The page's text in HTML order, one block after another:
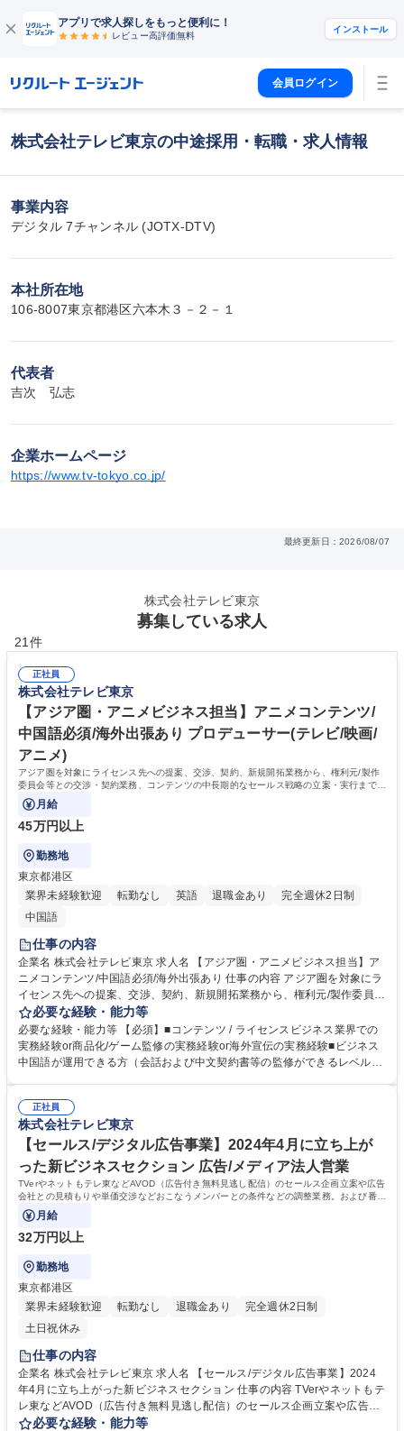
アプリで求人探しをもっと便利に！
レビュー高評価無料
インストール
会員ログイン
株式会社テレビ東京の中途採用・転職・求人情報
事業内容
デジタル 7チャンネル (JOTX-DTV)
本社所在地
106-8007東京都港区六本木３－２－１
代表者
吉次　弘志
企業ホームページ
https://www.tv-tokyo.co.jp/
最終更新日：2026/08/07
株式会社テレビ東京
募集している求人
21件
正社員
株式会社テレビ東京
【アジア圏・アニメビジネス担当】アニメコンテンツ/
中国語必須/海外出張あり プロデューサー(テレビ/映画/
アニメ)
アジア圏を対象にライセンス先への提案、交渉、契約、新規開拓業務から、権利元/製作
委員会等との交渉・契約業務、コンテンツの中長期的なセールス戦略の立案・実行まで幅
広くお任せします。
月給
45万円以上
勤務地
東京都港区
業界未経験歓迎
転勤なし 英語 退職金あり
完全週休2日制
中国語
仕事の内容
企業名 株式会社テレビ東京 求人名 【アジア圏・アニメビジネス担当】ア
ニメコンテンツ/中国語必須/海外出張あり 仕事の内容 アジア圏を対象にラ
イセンス先への提案、交渉、契約、新規開拓業務から、権利元/製作委員会
等との交渉・契約業務、コンテンツの中長期的なセールス戦略の立案・実
行まで幅広くお任せします。 ■中国現地法人の業務に対する管理運営（ア
ニメ商品化事業、共同制作、イベント、ゲーム企画等）■中国展示会への
参加（海外出張あり）■版権元/製作委員会との交渉■自社および中国パー
ンツ/中国語必須/海外出張あり
必要な経験・能力等
必要な経験・能力等 【必須】■コンテンツ / ライセンスビジネス業界での
実務経験or商品化/ゲーム監修の実務経験or海外宣伝の実務経験■ビジネス
中国語が運用できる方（会話および中文契約書等の監修ができるレベル）
な活動機会■アニメコンテンツの価値を最大化する戦略立案から実行まで
を担当■語学力を活かした海外企業との直接交渉やプロジェクト推進 学
歴・資格 学歴：大学院 大学 語学力：英語 中国語 資格：
正社員
株式会社テレビ東京
【セールス/デジタル広告事業】2024年4月に立ち上が
った新ビジネスセクション 広告/メディア法人営業
TVerやネットもテレ東などAVOD（広告付き無料見逃し配信）のセールス企画立案や広告
会社との見積もりや単価交渉などおこなうメンバーとの条件などの調整業務。および番組
連動コンテンツ・配信オリジナルコンテンツ
月給
32万円以上
勤務地
東京都港区
業界未経験歓迎
転勤なし 退職金あり
完全週休2日制
土日祝休み
仕事の内容
企業名 株式会社テレビ東京 求人名 【セールス/デジタル広告事業】2024
年4月に立ち上がった新ビジネスセクション 仕事の内容 TVerやネットもテ
レ東などAVOD（広告付き無料見逃し配信）のセールス企画立案や広告会
社との見積もりや単価交渉などおこなうメンバーとの条件などの調整業
必要な経験・能力等